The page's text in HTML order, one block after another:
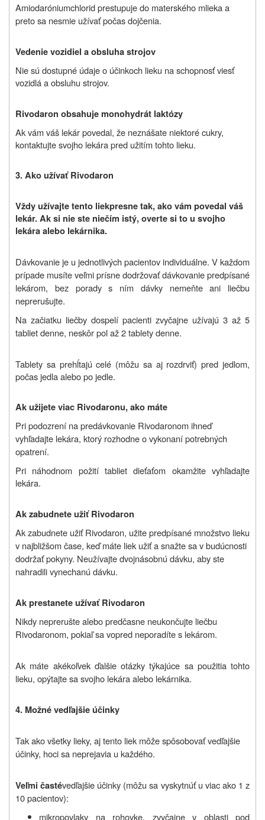
Amiodaróniumchlorid prestupuje do materského mlieka a
preto sa nesmie užívať počas dojčenia.
Vedenie vozidiel a obsluha strojov
Nie sú dostupné údaje o účinkoch lieku na schopnosť viesť
vozidlá a obsluhu strojov.
Rivodaron obsahuje monohydrát laktózy
Ak vám váš lekár povedal, že neznášate niektoré cukry,
kontaktujte svojho lekára pred užitím tohto lieku.
3. Ako užívať Rivodaron
Vždy užívajte tento liekpresne tak, ako vám povedal váš
lekár. Ak si nie ste niečím istý, overte si to u svojho
lekára alebo lekárnika.
Dávkovanie je u jednotlivých pacientov individuálne. V každom
prípade musíte veľmi prísne dodržovať dávkovanie predpísané
lekárom, bez porady s ním dávky nemeňte ani liečbu
neprerušujte.
Na začiatku liečby dospelí pacienti zvyčajne užívajú 3 až 5
tabliet denne, neskôr pol až 2 tablety denne.
Tablety sa prehĺtajú celé (môžu sa aj rozdrviť) pred jedlom,
počas jedla alebo po jedle.
Ak užijete viac Rivodaronu, ako máte
Pri podozrení na predávkovanie Rivodaronom ihneď
vyhľadajte lekára, ktorý rozhodne o vykonaní potrebných
opatrení.
Pri náhodnom požití tabliet dieťaťom okamžite vyhľadajte
lekára.
Ak zabudnete užiť Rivodaron
Ak zabudnete užiť Rivodaron, užite predpísané množstvo lieku
v najbližšom čase, keď máte liek užiť a snažte sa v budúcnosti
dodržať pokyny. Neužívajte dvojnásobnú dávku, aby ste
nahradili vynechanú dávku.
Ak prestanete užívať Rivodaron
Nikdy neprerušte alebo predčasne neukončujte liečbu
Rivodaronom, pokiaľ sa vopred neporadíte s lekárom.
Ak máte akékoľvek ďalšie otázky týkajúce sa použitia tohto
lieku, opýtajte sa svojho lekára alebo lekárnika.
4. Možné vedľajšie účinky
Tak ako všetky lieky, aj tento liek môže spôsobovať vedľajšie
účinky, hoci sa neprejavia u každého.
Veľmi častévedľajšie účinky (môžu sa vyskytnúť u viac ako 1 z
10 pacientov):
mikropovlaky na rohovke, zvyčajne v oblasti pod